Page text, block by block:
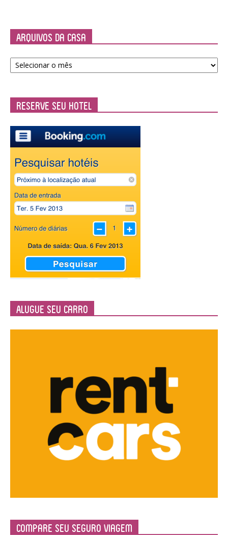
Arquivos da Casa
Arquivos
da
Reserve seu Hotel
Alugue seu Carro
Compare Seu Seguro Viagem